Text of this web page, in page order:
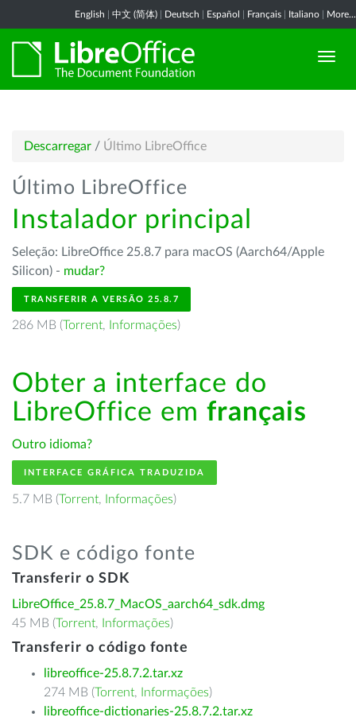
English 中文 (简体) Deutsch Español Français Italiano More...
Descarregar / Último LibreOffice
Último LibreOffice
Instalador principal
Seleção: LibreOffice 25.8.7 para macOS (Aarch64/Apple
Silicon) - mudar?
TRANSFERIR A VERSÃO 25.8.7
286 MB (Torrent, Informações)
Obter a interface do
LibreOffice em français
Outro idioma?
INTERFACE GRÁFICA TRADUZIDA
5.7 MB (Torrent, Informações)
SDK e código fonte
Transferir o SDK
LibreOffice_25.8.7_MacOS_aarch64_sdk.dmg
45 MB (Torrent, Informações)
Transferir o código fonte
libreoffice-25.8.7.2.tar.xz
274 MB (Torrent, Informações)
libreoffice-dictionaries-25.8.7.2.tar.xz